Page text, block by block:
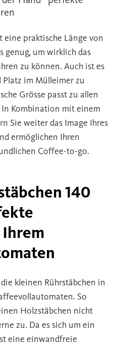
eine praktische Länge von
genug, um wirklich das
zu können. Auch ist es
im Mülleimer zu
Grösse passt zu allen
Kombination mit einem
Sie weiter das Image Ihres
ermöglichen Ihren
Coffee-to-go.
140
Ihrem
kleinen Rührstäbchen in
So
Holzstäbchen nicht
zu. Da es sich um ein
eine einwandfreie